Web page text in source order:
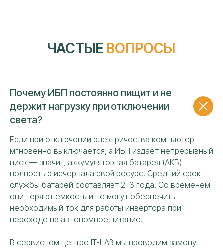
Почему ИБП постоянно пищит и не
держит нагрузку при отключении
света?
Если при отключении электричества компьютер
мгновенно выключается, а ИБП издает непрерывный
писк — значит, аккумуляторная батарея (АКБ)
полностью исчерпала свой ресурс. Средний срок
службы батарей составляет 2–3 года. Со временем
они теряют емкость и не могут обеспечить
необходимый ток для работы инвертора при
переходе на автономное питание.
В сервисном центре IT-LAB мы проводим замену
Номер телефона
Я даю своё согласие на обработку персональных
данных и подтверждаю ознакомление с политикой
конфиденциальности и обработки персональных
данных
ОТПРАВИТЬ